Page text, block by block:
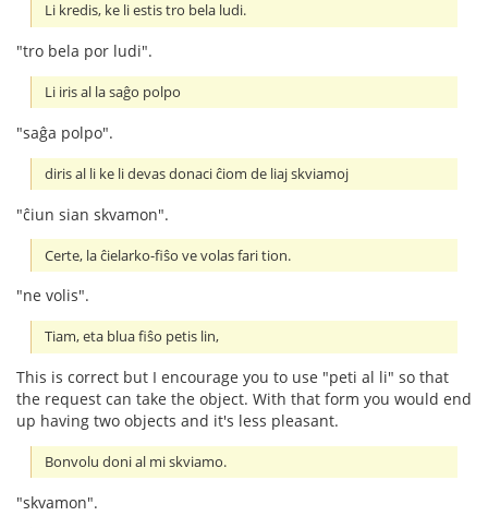
Li kredis, ke li estis tro bela ludi.
"tro bela por ludi".
Li iris al la saĝo polpo
"saĝa polpo".
diris al li ke li devas donaci ĉiom de liaj skviamoj
"ĉiun sian skvamon".
Certe, la ĉielarko-fiŝo ve volas fari tion.
"ne volis".
Tiam, eta blua fiŝo petis lin,
This is correct but I encourage you to use "peti al li" so that
the request can take the object. With that form you would end
up having two objects and it's less pleasant.
Bonvolu doni al mi skviamo.
"skvamon".